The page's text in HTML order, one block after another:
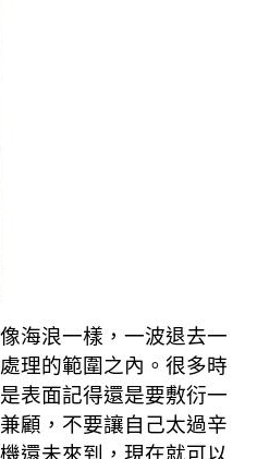
海浪一樣，一波退去一
理的範圍之內。很多時
表面記得還是要敷衍一
顧，不要讓自己太過辛
還未來到，現在就可以